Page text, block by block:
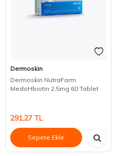
Dermoskin
Dermoskin NutraFarm
MedoHbiotin 2,5mg 60 Tablet
291,27TL
Sepete Ekle